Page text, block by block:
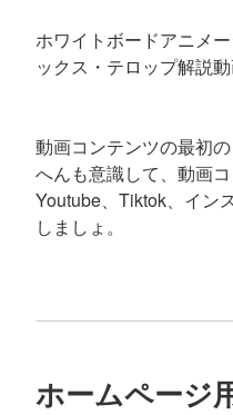
ホワイトボードアニメ
ックス・テロップ解説
動画コンテンツの最初
へんも意識して、動画
Youtube、Tiktok、イン
しましょ。
ホームページ